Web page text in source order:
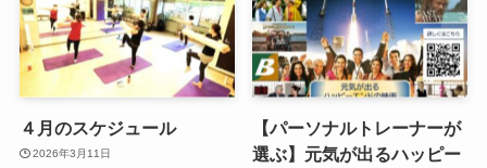
４月のスケジュール
2026年3月11日
【パーソナルトレーナーが
選ぶ】元気が出るハッピー